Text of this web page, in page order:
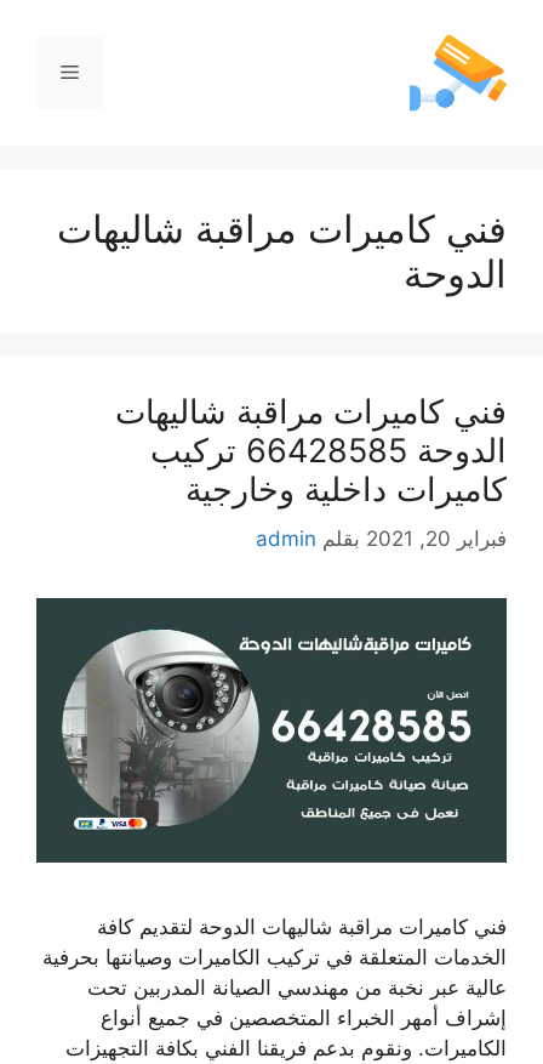
فني كاميرات مراقبة شاليهات
الدوحة
فني كاميرات مراقبة شاليهات
الدوحة 66428585 تركيب
كاميرات داخلية وخارجية
فبراير 20, 2021 بقلم admin
فني كاميرات مراقبة شاليهات الدوحة لتقديم كافة
الخدمات المتعلقة في تركيب الكاميرات وصيانتها بحرفية
عالية عبر نخبة من مهندسي الصيانة المدربين تحت
إشراف أمهر الخبراء المتخصصين في جميع أنواع
الكاميرات. ونقوم بدعم فريقنا الفني بكافة التجهيزات